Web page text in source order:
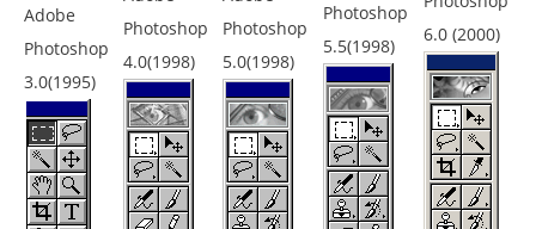
Adobe
Photoshop
3.0(1995)
Photoshop
4.0(1998)
Photoshop
5.0(1998)
Photoshop
5.5(1998)
6.0 (2000)